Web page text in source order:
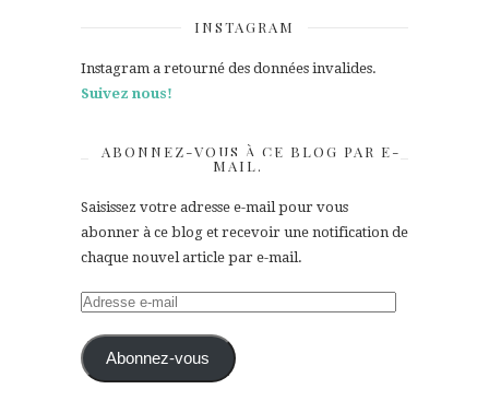
INSTAGRAM
Instagram a retourné des données invalides.
Suivez nous!
ABONNEZ-VOUS À CE BLOG PAR E-
MAIL.
Saisissez votre adresse e-mail pour vous
abonner à ce blog et recevoir une notification de
chaque nouvel article par e-mail.
Adresse
mail Abonnez-vous